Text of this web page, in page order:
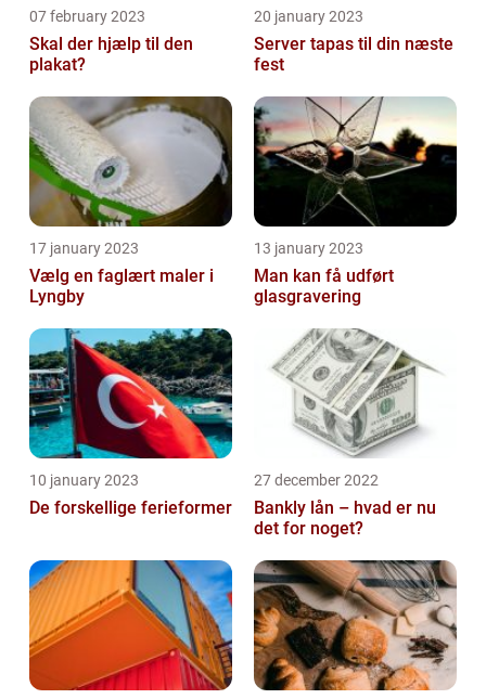
07 february 2023
Skal der hjælp til den
plakat?
20 january 2023
Server tapas til din næste
fest
17 january 2023
Vælg en faglært maler i
Lyngby
13 january 2023
Man kan få udført
glasgravering
10 january 2023
De forskellige ferieformer
27 december 2022
Bankly lån – hvad er nu
det for noget?